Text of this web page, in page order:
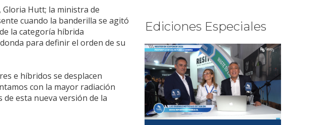
Hutt; la ministra de
cuando la banderilla se agitó
la categoría híbrida
para definir el orden de su
e híbridos se desplacen
con la mayor radiación
esta nueva versión de la
Ediciones Especiales